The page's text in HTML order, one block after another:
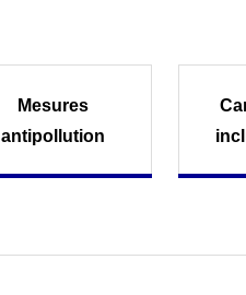
Mesures
antipollution